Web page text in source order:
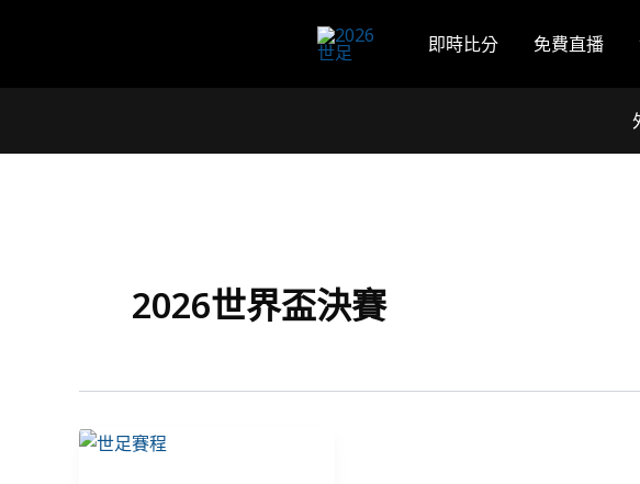
容
即時比分 免費直播
2026世界盃決賽